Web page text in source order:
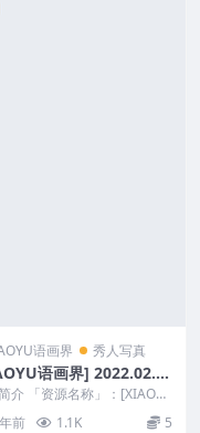
语画界 秀人写真
语画界] 2022.02.1
王馨瑶yanni [70
介 「资源名称」：[XIAOY
前 1.1K 5